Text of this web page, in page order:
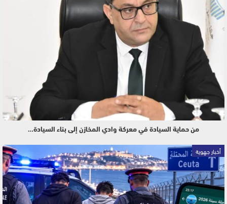
من حماية السيادة في معركة وادي المخازن إلى بناء السيادة…
أخبار جهوية